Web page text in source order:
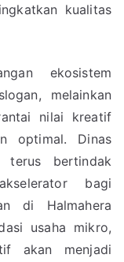
kualitas
ekosistem
melainkan
nilai kreatif
optimal. Dinas
terus bertindak
bagi
di Halmahera
usaha mikro,
akan menjadi